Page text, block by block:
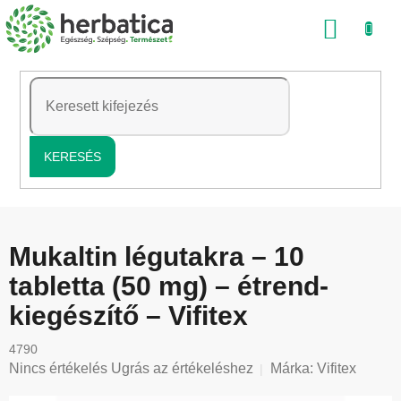
Ugrás
a
tartalomhoz
KERESÉS
Mukaltin légutakra – 10
tabletta (50 mg) – étrend-
kiegészítő – Vifitex
4790
A
Nincs értékelés Ugrás az értékeléshez Márka: Vifitex